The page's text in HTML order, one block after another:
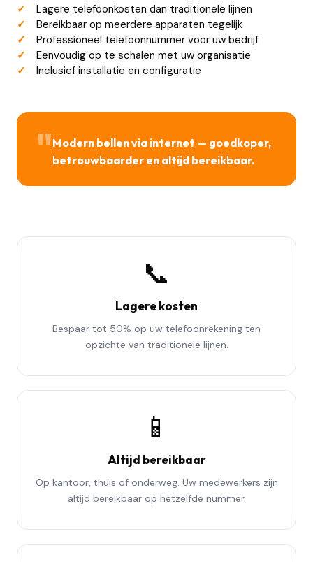
Lagere telefoonkosten dan traditionele lijnen
Bereikbaar op meerdere apparaten tegelijk
Professioneel telefoonnummer voor uw bedrijf
Eenvoudig op te schalen met uw organisatie
Inclusief installatie en configuratie
"Modern bellen via internet — goedkoper,
betrouwbaarder en altijd bereikbaar.
📞
Lagere kosten
Bespaar tot 50% op uw telefoonrekening ten
opzichte van traditionele lijnen.
📱
Altijd bereikbaar
Op kantoor, thuis of onderweg. Uw medewerkers zijn
altijd bereikbaar op hetzelfde nummer.